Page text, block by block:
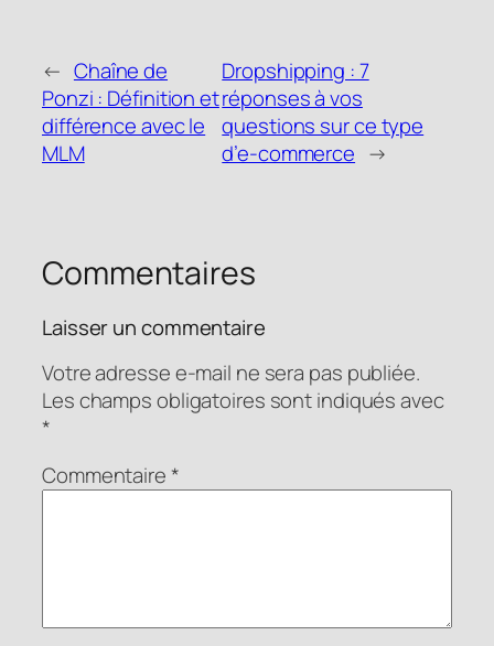
← Chaîne de
Ponzi : Définition et
différence avec le
MLM
Dropshipping : 7
réponses à vos
questions sur ce type
d’e-commerce →
Commentaires
Laisser un commentaire
Votre adresse e-mail ne sera pas publiée.
Les champs obligatoires sont indiqués avec
*
Commentaire*